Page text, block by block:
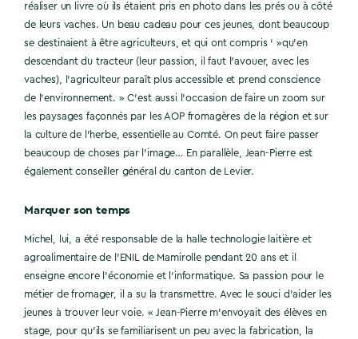
réaliser un livre où ils étaient pris en photo dans les prés ou à côté
de leurs vaches. Un beau cadeau pour ces jeunes, dont beaucoup
se destinaient à être agriculteurs, et qui ont compris ‘ »qu’en
descendant du tracteur (leur passion, il faut l’avouer, avec les
vaches), l’agriculteur paraît plus accessible et prend conscience
de l’environnement. » C’est aussi l’occasion de faire un zoom sur
les paysages façonnés par les AOP fromagères de la région et sur
la culture de l’herbe, essentielle au Comté. On peut faire passer
beaucoup de choses par l’image… En parallèle, Jean-Pierre est
également conseiller général du canton de Levier.
Marquer son temps
Michel, lui, a été responsable de la halle technologie laitière et
agroalimentaire de l’ENIL de Mamirolle pendant 20 ans et il
enseigne encore l’économie et l’informatique. Sa passion pour le
métier de fromager, il a su la transmettre. Avec le souci d’aider les
jeunes à trouver leur voie. « Jean-Pierre m’envoyait des élèves en
stage, pour qu’ils se familiarisent un peu avec la fabrication, la